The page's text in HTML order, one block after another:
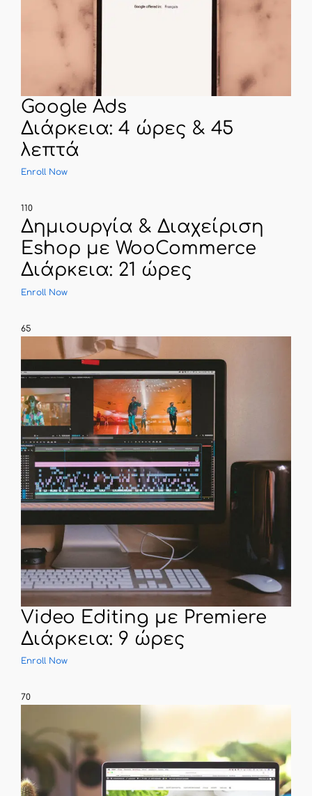
Google Ads
Διάρκεια: 4 ώρες & 45
λεπτά
Enroll Now
110
Δημιουργία & Διαχείριση
Eshop με WooCommerce
Διάρκεια: 21 ώρες
Enroll Now
65
Video Editing με Premiere
Διάρκεια: 9 ώρες
Enroll Now
70